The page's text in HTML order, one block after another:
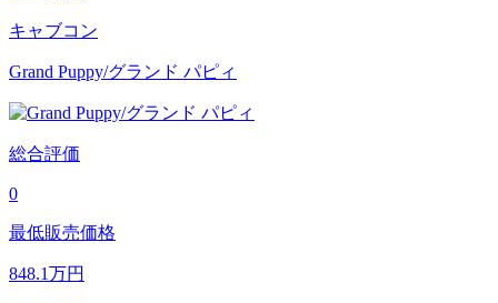
キャブコン
Grand Puppy/グランド パピィ
総合評価
0
最低販売価格
848.1万円